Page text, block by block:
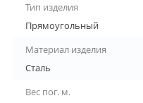
Тип изделия
Прямоугольный
Материал изделия
Сталь
Вес пог. м.